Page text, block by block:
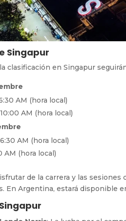
Singapur
clasificación en Singapur
AM (hora local)
AM (hora local)
AM (hora local)
AM (hora local)
de la carrera y las sesiones
En Argentina, estará disponible